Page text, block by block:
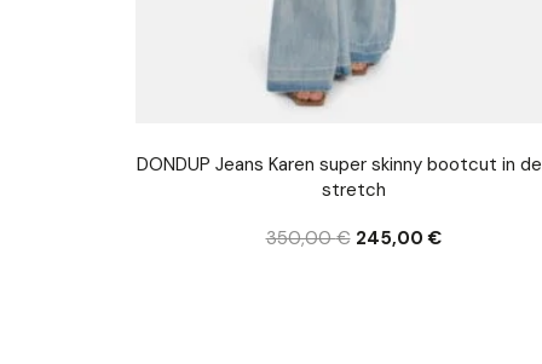
DONDUP Jeans Karen super skinny bootcut in
stretch
350,00€ 245,00€